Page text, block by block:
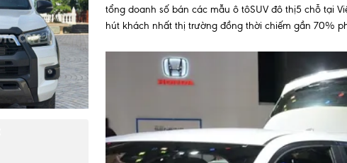
tổng doanh số bán các mẫu ô tôSUV đô thị5 chỗ tại
hút khách nhất thị trường đồng thời chiếm gần 70%